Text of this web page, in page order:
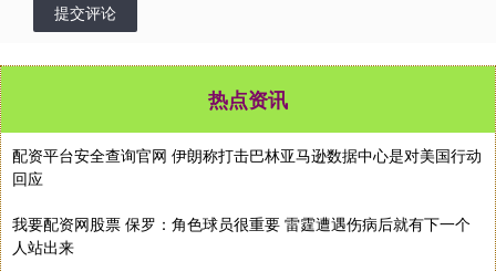
提交评论
热点资讯
配资平台安全查询官网 伊朗称打击巴林亚马逊数据中心是对美国行动
回应
我要配资网股票 保罗：角色球员很重要 雷霆遭遇伤病后就有下一个
人站出来